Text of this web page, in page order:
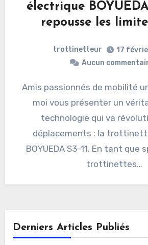
électrique
repousse les
trottinetteur
17
Aucun
Amis passionnés de mobilité urbaine, laissez-
moi vous présenter un
technologie qui va
déplacements : la
BOYUEDA S3-11. En tant que
trottinettes…
Derniers Articles Publiés